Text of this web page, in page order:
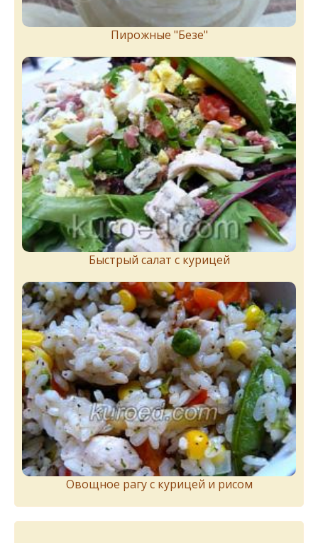
Пирожныe "Бeзe"
Быстрый салат с курицей
Овощное рагу с курицей и рисом